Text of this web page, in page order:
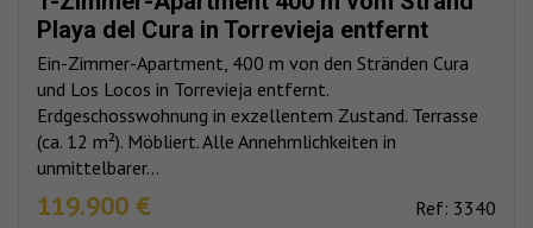
Playa del Cura in Torrevieja entfernt
Ein-Zimmer-Apartment, 400 m von den Stränden Cura
und Los Locos in Torrevieja entfernt.
Erdgeschosswohnung in exzellentem Zustand. Terrasse
(ca. 12 m²). Möbliert. Alle Annehmlichkeiten in
unmittelbarer...
119.900 € Ref: 3340